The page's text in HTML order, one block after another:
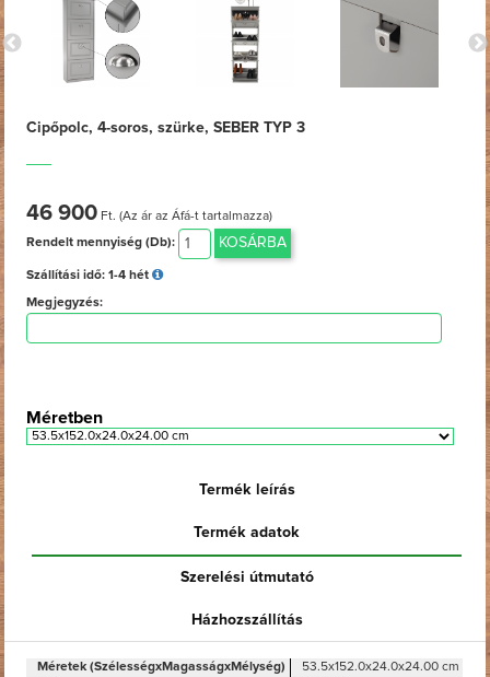
Cipőpolc, 4-soros, szürke, SEBER TYP 3
46 900 Ft. (Az ár az Áfá-t tartalmazza)
Rendelt mennyiség (Db):
KOSÁRBA
Szállítási idő: 1-4 hét
Megjegyzés:
Méretben
Termék leírás
Termék adatok
Szerelési útmutató
Házhozszállítás
Méretek (SzélességxMagasságxMélység)
53.5x152.0x24.0x24.00 cm